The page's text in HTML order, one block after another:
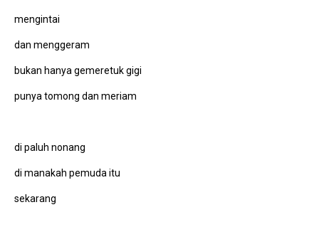
mengintai
dan menggeram
bukan hanya gemeretuk gigi
punya tomong dan meriam
di paluh nonang
di manakah pemuda itu
sekarang